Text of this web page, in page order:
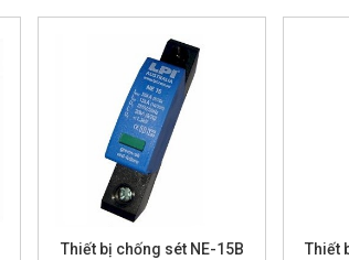
Thiết bị chống sét NE-15B
Thiết